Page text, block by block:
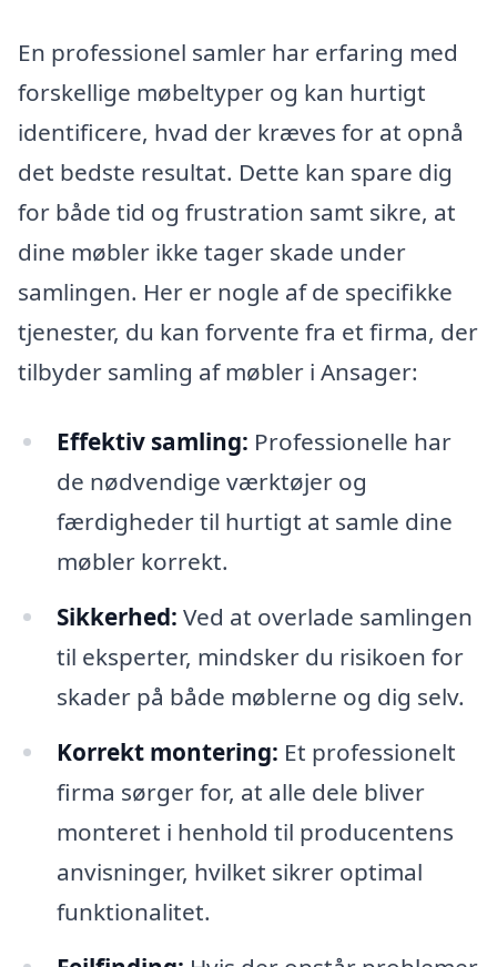
En professionel samler har erfaring med
forskellige møbeltyper og kan hurtigt
identificere, hvad der kræves for at opnå
det bedste resultat. Dette kan spare dig
for både tid og frustration samt sikre, at
dine møbler ikke tager skade under
samlingen. Her er nogle af de specifikke
tjenester, du kan forvente fra et firma, der
tilbyder samling af møbler i Ansager:
Effektiv samling: Professionelle har
de nødvendige værktøjer og
færdigheder til hurtigt at samle dine
møbler korrekt.
Sikkerhed: Ved at overlade samlingen
til eksperter, mindsker du risikoen for
skader på både møblerne og dig selv.
Korrekt montering: Et professionelt
firma sørger for, at alle dele bliver
monteret i henhold til producentens
anvisninger, hvilket sikrer optimal
funktionalitet.